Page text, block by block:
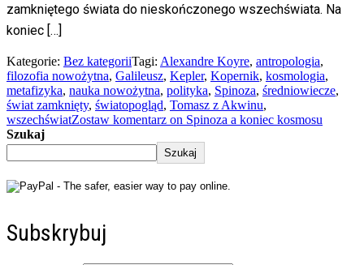
zamkniętego świata do nieskończonego wszechświata. Na
koniec […]
Kategorie: Bez kategoriiTagi: Alexandre Koyre, antropologia,
filozofia nowożytna, Galileusz, Kepler, Kopernik, kosmologia,
metafizyka, nauka nowożytna, polityka, Spinoza, średniowiecze,
świat zamknięty, światopogląd, Tomasz z Akwinu,
wszechświatZostaw komentarz on Spinoza a koniec kosmosu
Szukaj
Szukaj
Subskrybuj